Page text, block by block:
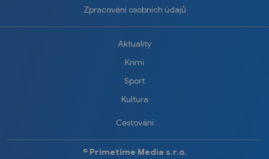
Zpracování osobních údajů
Aktuality
Krimi
Sport
Kultura
Cestování
©️ Primetime Media s.r.o.